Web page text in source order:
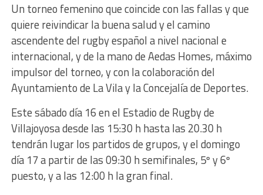
Un torneo femenino que coincide con las fallas y que
quiere reivindicar la buena salud y el camino
ascendente del rugby español a nivel nacional e
internacional, y de la mano de Aedas Homes, máximo
impulsor del torneo, y con la colaboración del
Ayuntamiento de La Vila y la Concejalía de Deportes.
Este sábado día 16 en el Estadio de Rugby de
Villajoyosa desde las 15:30 h hasta las 20.30 h
tendrán lugar los partidos de grupos, y el domingo
día 17 a partir de las 09:30 h semifinales, 5º y 6º
puesto, y a las 12:00 h la gran final.